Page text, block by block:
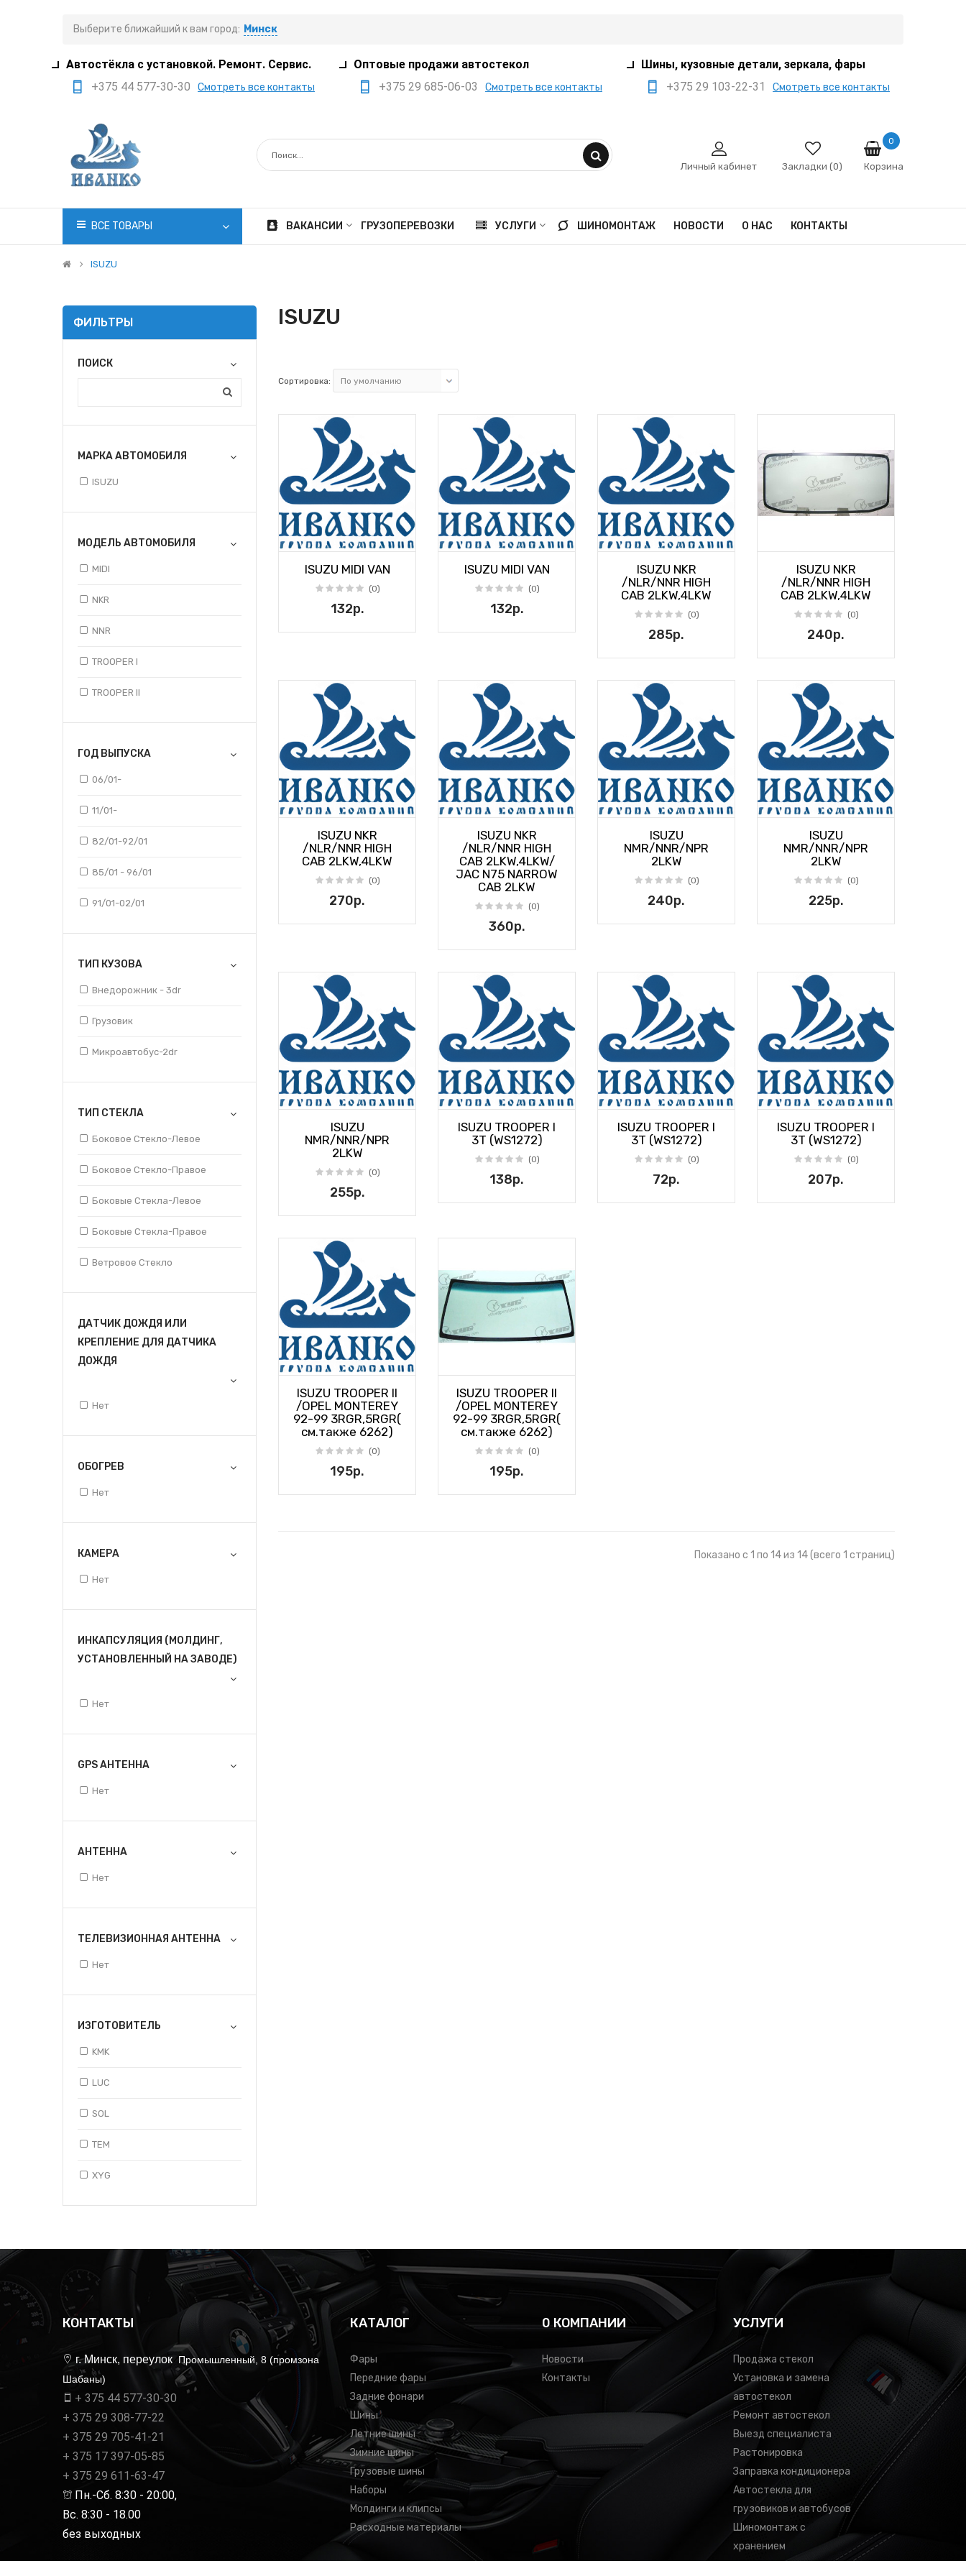
Выберите ближайший к вам город: Минск
Автостёкла с установкой. Ремонт. Сервис.
+375 44 577-30-30
Смотреть все контакты
+375 29 705-41-21
+375 17 397-05-85
office@ivanko.by
Минск, переулок
Промышленный,8/5
Вс. 8:30 - 18:00
Оптовые продажи автостекол
+375 29 685-06-03
Смотреть все контакты
+375 29 385-05-03
+375 29 559-41-21
Минск, переулок
Шины, кузовные детали, зеркала, фары
+375 29 103-22-31
Смотреть все контакты
+375 29 666-12-68
sale@ivanko.by
Промышленный,8/5
Личный кабинет Закладки (0) Корзина
0
ВСЕ ТОВАРЫ ВАКАНСИИ ГРУЗОПЕРЕВОЗКИ УСЛУГИ ШИНОМОНТАЖ НОВОСТИ О НАС КОНТАКТЫ
ISUZU
ФИЛЬТРЫ
ПОИСК
МАРКА АВТОМОБИЛЯ
ISUZU
МОДЕЛЬ АВТОМОБИЛЯ
MIDI
NKR
NNR
TROOPER I
TROOPER II
ГОД ВЫПУСКА
06/01-
11/01-
82/01-92/01
85/01 - 96/01
91/01-02/01
ТИП КУЗОВА
Внедорожник - 3dr
Грузовик
Микроавтобус-2dr
ТИП СТЕКЛА
Боковое Стекло-Левое
Боковое Стекло-Правое
Боковые Стекла-Левое
Боковые Стекла-Правое
Ветровое Стекло
ДАТЧИК ДОЖДЯ ИЛИ
КРЕПЛЕНИЕ ДЛЯ ДАТЧИКА
ДОЖДЯ
Нет
ОБОГРЕВ
Нет
КАМЕРА
Нет
ИНКАПСУЛЯЦИЯ (МОЛДИНГ,
УСТАНОВЛЕННЫЙ НА ЗАВОДЕ)
Нет
GPS АНТЕННА
Нет
АНТЕННА
Нет
ТЕЛЕВИЗИОННАЯ АНТЕННА
Нет
ИЗГОТОВИТЕЛЬ
KMK
LUC
SOL
TEM
XYG
ISUZU
Сортировка:
ISUZU MIDI VAN
(0)
132р.
ISUZU MIDI VAN
(0)
132р.
ISUZU NKR
/NLR/NNR HIGH
CAB 2LKW,4LKW
(0)
285р.
ISUZU NKR
/NLR/NNR HIGH
CAB 2LKW,4LKW
(0)
240р.
ISUZU NKR
/NLR/NNR HIGH
CAB 2LKW,4LKW
(0)
270р.
ISUZU NKR
/NLR/NNR HIGH
CAB 2LKW,4LKW/
JAC N75 NARROW
CAB 2LKW
(0)
360р.
ISUZU
NMR/NNR/NPR
2LKW
(0)
240р.
ISUZU
NMR/NNR/NPR
2LKW
(0)
225р.
ISUZU
NMR/NNR/NPR
2LKW
(0)
255р.
ISUZU TROOPER I
3T (WS1272)
(0)
138р.
ISUZU TROOPER I
3T (WS1272)
(0)
72р.
ISUZU TROOPER I
3T (WS1272)
(0)
207р.
ISUZU TROOPER II
/OPEL MONTEREY
92-99 3RGR,5RGR(
см.также 6262)
(0)
195р.
ISUZU TROOPER II
/OPEL MONTEREY
92-99 3RGR,5RGR(
см.также 6262)
(0)
195р.
Показано с 1 по 14 из 14 (всего 1 страниц)
КОНТАКТЫ
г. Минск, переулок Промышленный, 8 (промзона
Шабаны)
+ 375 44 577-30-30
+ 375 29 308-77-22
+ 375 29 705-41-21
+ 375 17 397-05-85
+ 375 29 611-63-47
Пн.-Сб. 8:30 - 20:00,
Вс. 8:30 - 18.00
без выходных
КАТАЛОГ
Фары
Передние фары
Задние фонари
Шины
Летние шины
Зимние шины
Грузовые шины
Наборы
Молдинги и клипсы
Расходные материалы
0 КОМПАНИИ
Новости
Контакты
УСЛУГИ
Продажа стекол
Установка и замена
автостекол
Ремонт автостекол
Выезд специалиста
Растонировка
Заправка кондиционера
Автостекла для
грузовиков и автобусов
Шиномонтаж с
хранением